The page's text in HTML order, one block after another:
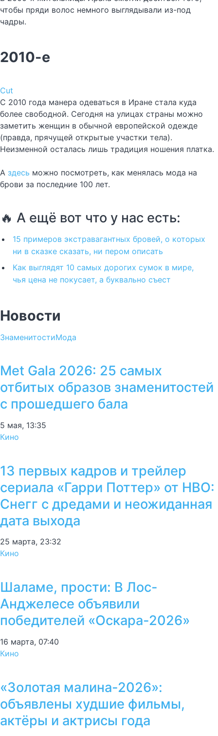
чтобы пряди волос немного выглядывали из-под
чадры.
2010-е
Cut
С 2010 года манера одеваться в Иране стала куда
более свободной. Сегодня на улицах страны можно
заметить женщин в обычной европейской одежде
(правда, прячущей открытые участки тела).
Неизменной осталась лишь традиция ношения платка.
А здесь можно посмотреть, как менялась мода на
брови за последние 100 лет.
🔥 А ещё вот что у нас есть:
15 примеров экстравагантных бровей, о которых
ни в сказке сказать, ни пером описать
Как выглядят 10 самых дорогих сумок в мире,
чья цена не покусает, а буквально съест
Новости
ЗнаменитостиМода
Met Gala 2026: 25 самых
отбитых образов знаменитостей
с прошедшего бала
5 мая, 13:35
Кино
13 первых кадров и трейлер
сериала «Гарри Поттер» от HBO:
Снегг с дредами и неожиданная
дата выхода
25 марта, 23:32
Кино
Шаламе, прости: В Лос-
Анджелесе объявили
победителей «Оскара-2026»
16 марта, 07:40
Кино
«Золотая малина-2026»:
объявлены худшие фильмы,
актёры и актрисы года